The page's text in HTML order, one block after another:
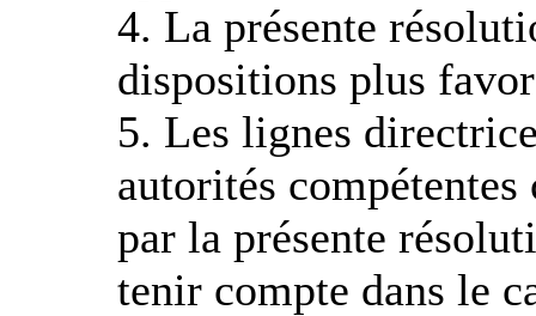
4. La présente
dispositions plus
5. Les lignes
autorités compétentes
par la présente
tenir compte dans le